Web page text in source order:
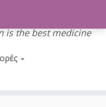
is the best medicine